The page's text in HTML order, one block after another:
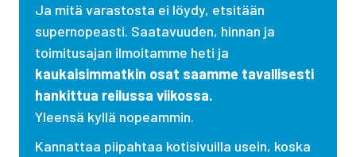
Ja mitä varastosta ei löydy, etsitään
supernopeasti. Saatavuuden, hinnan ja
toimitusajan ilmoitamme heti ja
kaukaisimmatkin osat saamme tavallisesti
hankittua reilussa viikossa.
Yleensä kyllä nopeammin.
Kannattaa piipahtaa kotisivuilla usein, koska